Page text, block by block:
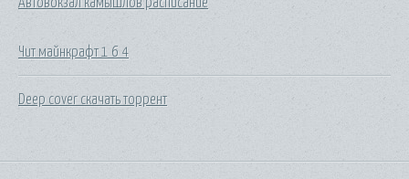
Чит майнкрафт 1 6 4
Deep cover скачать торрент